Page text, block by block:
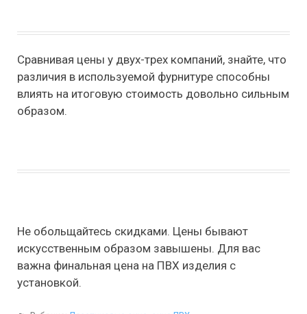
Сравнивая цены у двух-трех компаний, знайте, что
различия в используемой фурнитуре способны
влиять на итоговую стоимость довольно сильным
образом.
Не обольщайтесь скидками. Цены бывают
искусственным образом завышены. Для вас
важна финальная цена на ПВХ изделия с
установкой.